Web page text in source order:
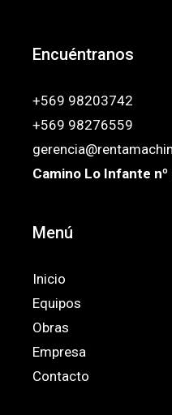
Encuéntranos
+569 98203742
+569 98276559
Camino Lo Infante
Menú
Inicio
Equipos
Obras
Empresa
Contacto